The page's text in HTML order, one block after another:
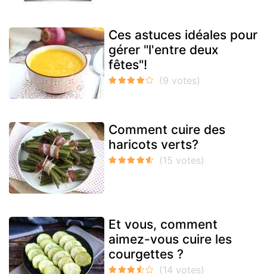
Ces astuces idéales pour
gérer "l'entre deux
fêtes"!
Comment cuire des
haricots verts?
Et vous, comment
aimez-vous cuire les
courgettes ?